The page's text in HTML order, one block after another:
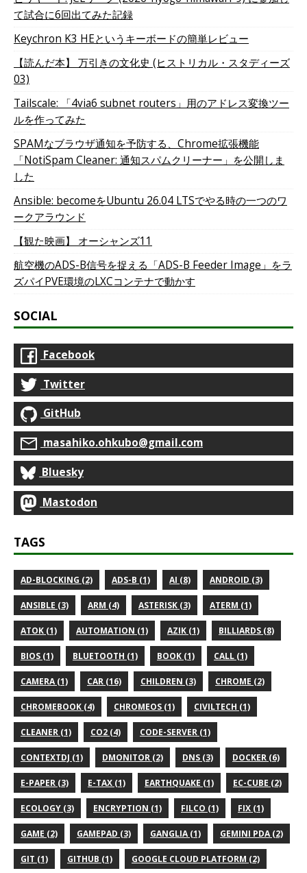
て試合に6回出てみた記録
Keychron K3 HEというキーボードの簡単レビュー
【読んだ本】 万引きの文化史 (ヒストリカル・スタディーズ
03)
Tailscale: 「4via6 subnet routers」用のアドレス変換ツー
ルを作ってみた
SPAMなブラウザ通知を予防する、Chrome拡張機能
「NotiSpam Cleaner: 通知スパムクリーナー」を公開しま
した
Ansible: becomeをUbuntu 26.04 LTSでやる時の一つのワ
ークアラウンド
【観た映画】 オーシャンズ11
航空機のADS-B信号を捉える「ADS-B Feeder Image」をラ
ズパイPVE環境のLXCコンテナで動かす
SOCIAL
Facebook
Twitter
GitHub
masahiko.ohkubo@gmail.com
Bluesky
Mastodon
TAGS
AD-BLOCKING (2) ADS-B (1) AI (8) ANDROID (3)
ANSIBLE (3) ARM (4) ASTERISK (3) ATERM (1)
ATOK (1) AUTOMATION (1) AZIK (1) BILLIARDS (8)
BIOS (1) BLUETOOTH (1) BOOK (1) CALL (1)
CAMERA (1) CAR (16) CHILDREN (3) CHROME (2)
CHROMEBOOK (4) CHROMEOS (1) CIVILTECH (1)
CLEANER (1) CO2 (4) CODE-SERVER (1)
CONTEXTDJ (1) DMONITOR (2) DNS (3) DOCKER (6)
E-PAPER (3) E-TAX (1) EARTHQUAKE (1) EC-CUBE (2)
ECOLOGY (3) ENCRYPTION (1) FILCO (1) FIX (1)
GAME (2) GAMEPAD (3) GANGLIA (1) GEMINI PDA (2)
GIT (1) GITHUB (1) GOOGLE CLOUD PLATFORM (2)